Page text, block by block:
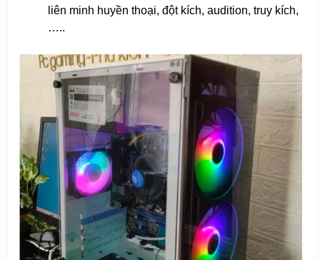
liên minh huyền thoại, đột kích, audition, truy kích,
…..